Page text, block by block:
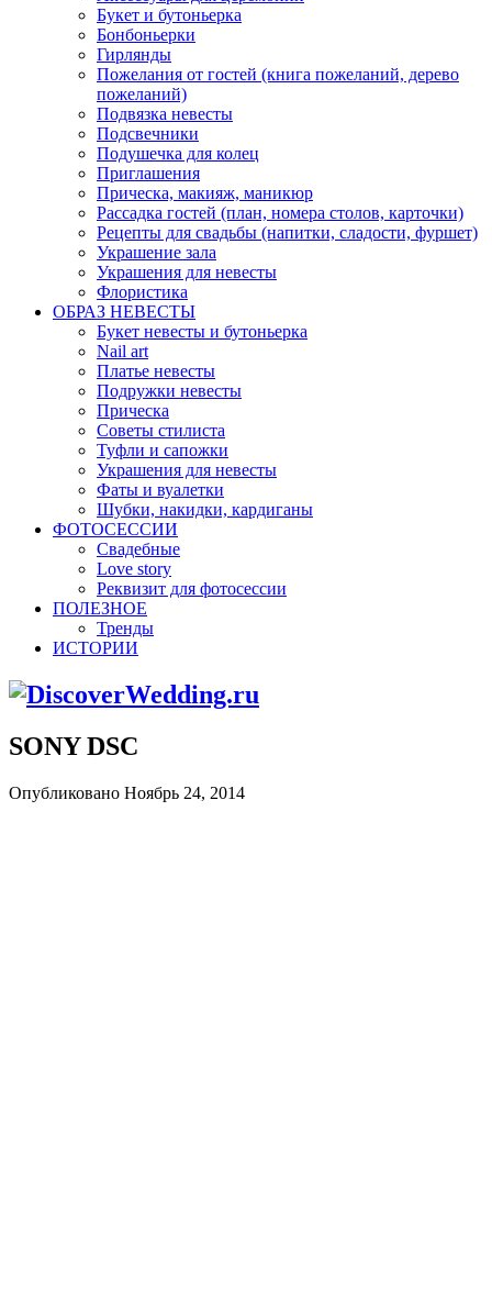
Букет и бутоньерка
Бонбоньерки
Гирлянды
Пожелания от гостей (книга пожеланий, дерево
пожеланий)
Подвязка невесты
Подсвечники
Подушечка для колец
Приглашения
Прическа, макияж, маникюр
Рассадка гостей (план, номера столов, карточки)
Рецепты для свадьбы (напитки, сладости, фуршет)
Украшение зала
Украшения для невесты
Флористика
ОБРАЗ НЕВЕСТЫ
Букет невесты и бутоньерка
Nail art
Платье невесты
Подружки невесты
Прическа
Советы стилиста
Туфли и сапожки
Украшения для невесты
Фаты и вуалетки
Шубки, накидки, кардиганы
ФОТОСЕССИИ
Свадебные
Love story
Реквизит для фотосессии
ПОЛЕЗНОЕ
Тренды
ИСТОРИИ
SONY DSC
Опубликовано Ноябрь 24, 2014